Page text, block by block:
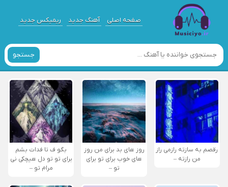
صفحه اصلی آهنگ جدید ریمیکس جدید
جستجو
رقصم به سازته رازمی راز
من رازته –
روز های بد برای من روز
های خوب برای تو برای
تو –
بگو ف تا فدات بشم
برای تو تو دل هیچکی نی
مرام تو –